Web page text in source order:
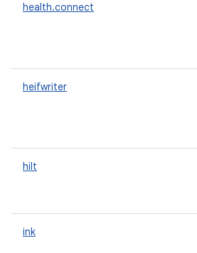
health.connect
heifwriter
hilt
ink